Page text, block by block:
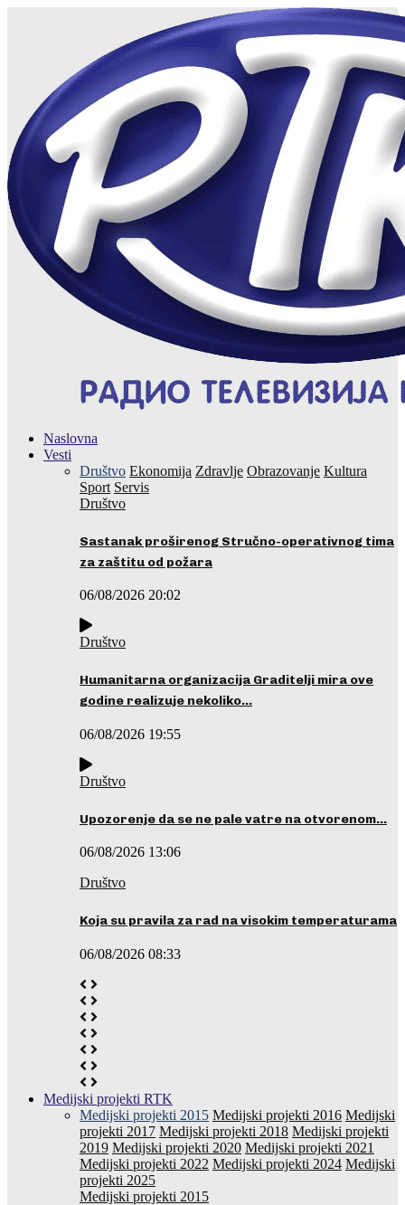
Naslovna
Vesti
Društvo Ekonomija Zdravlje Obrazovanje Kultura
Sport Servis
Društvo
Sastanak proširenog Stručno-operativnog tima
za zaštitu od požara
06/08/2026 20:02
Društvo
Humanitarna organizacija Graditelji mira ove
godine realizuje nekoliko…
06/08/2026 19:55
Društvo
Upozorenje da se ne pale vatre na otvorenom…
06/08/2026 13:06
Društvo
Koja su pravila za rad na visokim temperaturama
06/08/2026 08:33
Medijski projekti RTK
Medijski projekti 2015 Medijski projekti 2016 Medijski
projekti 2017 Medijski projekti 2018 Medijski projekti
2019 Medijski projekti 2020 Medijski projekti 2021
Medijski projekti 2022 Medijski projekti 2024 Medijski
projekti 2025
Medijski projekti 2015